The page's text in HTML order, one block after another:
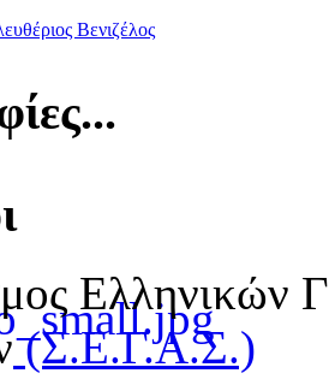
Βενιζέλος
Ελληνικών
(Σ.Ε.Γ.Α.Σ.)